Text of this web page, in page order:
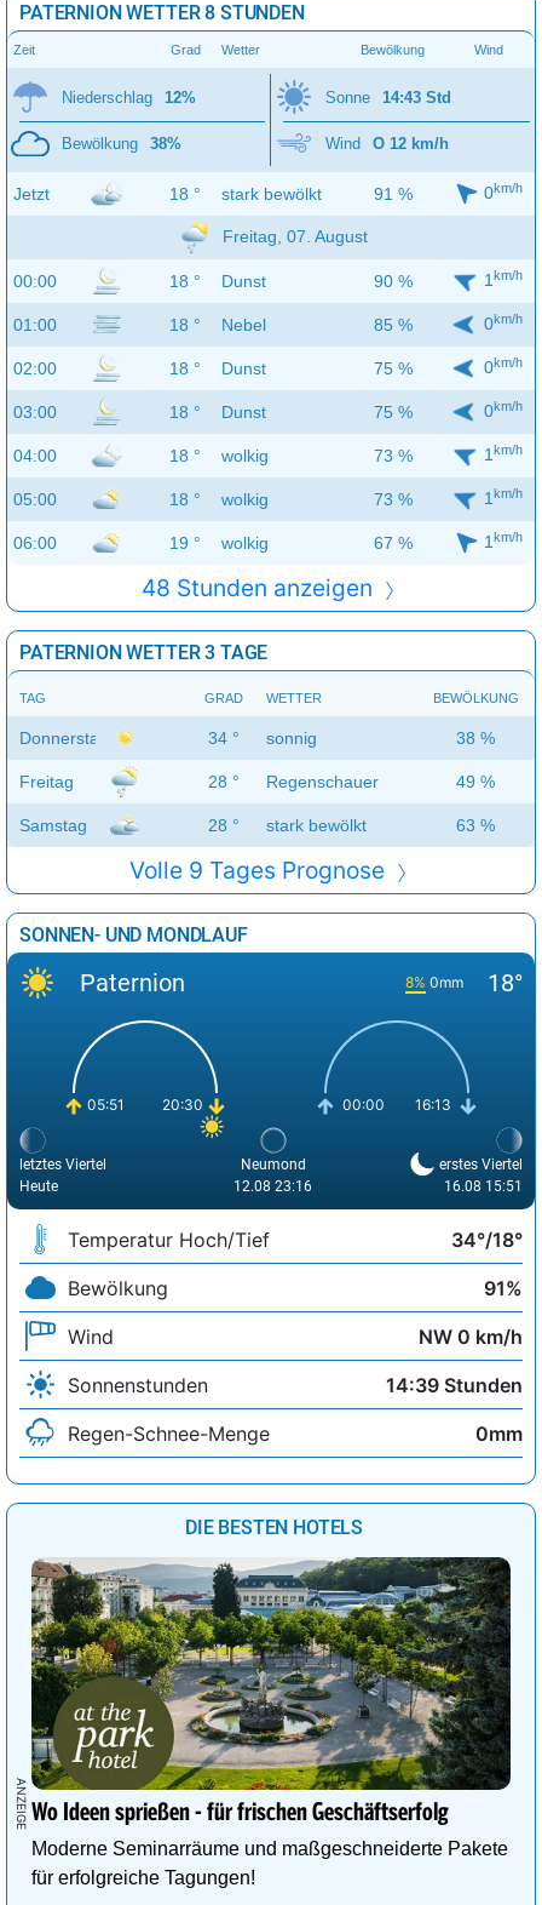
PATERNION WETTER 8 STUNDEN
Zeit Grad Wetter Bewölkung Wind
Niederschlag 12%
Bewölkung 38%
Sonne 14:43 Std
Wind O 12 km/h
Jetzt 18 ° stark bewölkt 91 % 0km/h
Freitag, 07. August
00:00 18 ° Dunst 90 % 1 km/h
01:00 18 ° Nebel 85 % 0km/h
02:00 18 ° Dunst 75 % 0km/h
03:00 18 ° Dunst 75 % 0km/h
04:00 18 ° wolkig 73 % 1 km/h
05:00 18 ° wolkig 73 % 1 km/h
06:00 19 ° wolkig 67 % 1 km/h
48 Stunden anzeigen
PATERNION WETTER 3 TAGE
TAG GRAD WETTER BEWÖLKUNG
Donnerstag 34 ° sonnig 38 %
Freitag 28 ° Regenschauer 49 %
Samstag 28 ° stark bewölkt 63 %
Volle 9 Tages Prognose
SONNEN- UND MONDLAUF
Paternion 8% 0mm 18°
05:51 20:30 00:00 16:13
letztes Viertel
Heute
Neumond
12.08 23:16
erstes Viertel
16.08 15:51
Temperatur Hoch/Tief
34°/18°
Bewölkung
91%
Wind
NW 0 km/h
Sonnenstunden
14:39 Stunden
Regen-Schnee-Menge
0mm
DIE BESTEN HOTELS
Wo Ideen sprießen - für frischen Geschäftserfolg
Moderne Seminarräume und maßgeschneiderte Pakete
für erfolgreiche Tagungen!